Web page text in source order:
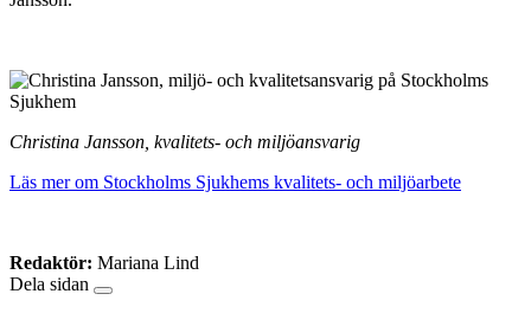
Christina Jansson, kvalitets- och miljöansvarig
Läs mer om Stockholms Sjukhems kvalitets- och miljöarbete
Redaktör: Mariana Lind
Dela sidan